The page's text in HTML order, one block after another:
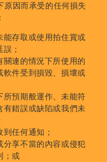
原因而承受的任何損失
能存取或使用拍住賞或
；
關連的情況下所使用的
軟件受到損毀、損壞或
所預期般運作、未能符
有錯誤或缺陷或我們未
任何通知；
分享不當的內容或侵犯
；或